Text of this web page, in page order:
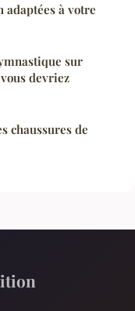
adaptées à votre
sur
devriez
chaussures de